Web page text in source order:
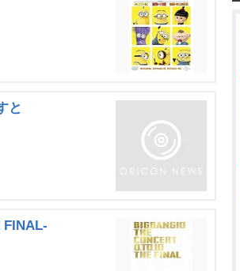
と
FINAL-